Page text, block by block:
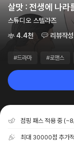
살맛 : 전생에 나라
스튜디오 스텔라즈
4.4천
리뷰작성
#드라마 #로맨스
점핑 패스 적용 중
최대 30000점 추가